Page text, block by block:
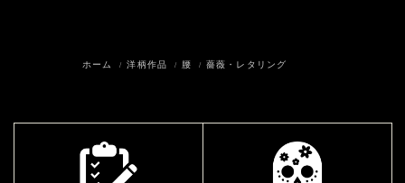
ホーム 洋柄作品 腰 薔薇・レタリング